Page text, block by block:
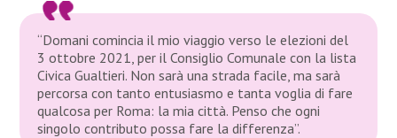
“Domani comincia il mio viaggio verso le elezioni del
3 ottobre 2021, per il Consiglio Comunale con la lista
Civica Gualtieri. Non sarà una strada facile, ma sarà
percorsa con tanto entusiasmo e tanta voglia di fare
qualcosa per Roma: la mia città. Penso che ogni
singolo contributo possa fare la differenza”.